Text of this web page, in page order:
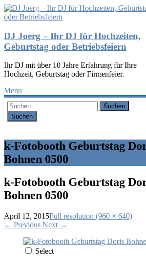
DJ Joerg – Ihr DJ für Hochzeiten,
Geburtstag oder Betriebsfeiern
Ihr DJ mit über 10 Jahre Erfahrung für Ihre
Hochzeit, Geburtstag oder Firmenfeier.
Menu
Suchen
k-Fotobooth Geburtstag
Bohnen 0500
k-Fotobooth Geburtstag
Bohnen 0500
April 12, 2015Full resolution (960 × 640)
← Previous Next →
Select